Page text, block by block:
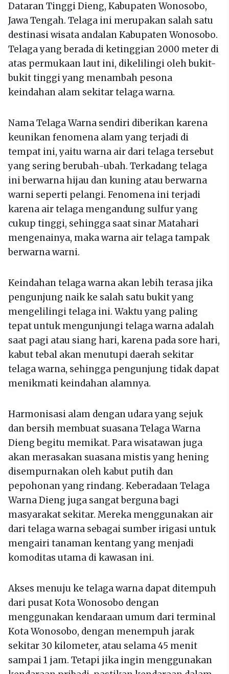
Dataran Tinggi Dieng, Kabupaten Wonosobo,
Jawa Tengah. Telaga ini merupakan salah satu
destinasi wisata andalan Kabupaten Wonosobo.
Telaga yang berada di ketinggian 2000 meter di
atas permukaan laut ini, dikelilingi oleh bukit-
bukit tinggi yang menambah pesona
keindahan alam sekitar telaga warna.
Nama Telaga Warna sendiri diberikan karena
keunikan fenomena alam yang terjadi di
tempat ini, yaitu warna air dari telaga tersebut
yang sering berubah-ubah. Terkadang telaga
ini berwarna hijau dan kuning atau berwarna
warni seperti pelangi. Fenomena ini terjadi
karena air telaga mengandung sulfur yang
cukup tinggi, sehingga saat sinar Matahari
mengenainya, maka warna air telaga tampak
berwarna warni.
Keindahan telaga warna akan lebih terasa jika
pengunjung naik ke salah satu bukit yang
mengelilingi telaga ini. Waktu yang paling
tepat untuk mengunjungi telaga warna adalah
saat pagi atau siang hari, karena pada sore hari,
kabut tebal akan menutupi daerah sekitar
telaga warna, sehingga pengunjung tidak dapat
menikmati keindahan alamnya.
Harmonisasi alam dengan udara yang sejuk
dan bersih membuat suasana Telaga Warna
Dieng begitu memikat. Para wisatawan juga
akan merasakan suasana mistis yang hening
disempurnakan oleh kabut putih dan
pepohonan yang rindang. Keberadaan Telaga
Warna Dieng juga sangat berguna bagi
masyarakat sekitar. Mereka menggunakan air
dari telaga warna sebagai sumber irigasi untuk
mengairi tanaman kentang yang menjadi
komoditas utama di kawasan ini.
Akses menuju ke telaga warna dapat ditempuh
dari pusat Kota Wonosobo dengan
menggunakan kendaraan umum dari terminal
Kota Wonosobo, dengan menempuh jarak
sekitar 30 kilometer, atau selama 45 menit
sampai 1 jam. Tetapi jika ingin menggunakan